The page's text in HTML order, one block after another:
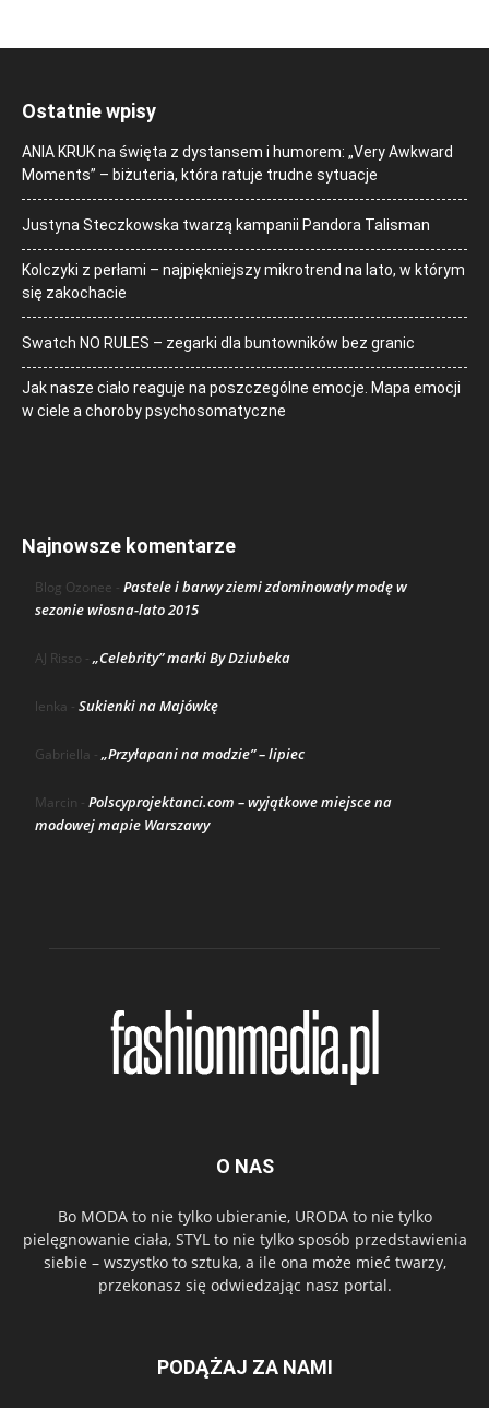
Ostatnie wpisy
ANIA KRUK na święta z dystansem i humorem: „Very Awkward
Moments” – biżuteria, która ratuje trudne sytuacje
Justyna Steczkowska twarzą kampanii Pandora Talisman
Kolczyki z perłami – najpiękniejszy mikrotrend na lato, w którym
się zakochacie
Swatch NO RULES – zegarki dla buntowników bez granic
Jak nasze ciało reaguje na poszczególne emocje. Mapa emocji
w ciele a choroby psychosomatyczne
Najnowsze komentarze
Blog Ozonee - Pastele i barwy ziemi zdominowały modę w
sezonie wiosna-lato 2015
AJ Risso - „Celebrity” marki By Dziubeka
lenka - Sukienki na Majówkę
Gabriella - „Przyłapani na modzie” – lipiec
Marcin - Polscyprojektanci.com – wyjątkowe miejsce na
modowej mapie Warszawy
O NAS
Bo MODA to nie tylko ubieranie, URODA to nie tylko
pielęgnowanie ciała, STYL to nie tylko sposób przedstawienia
siebie – wszystko to sztuka, a ile ona może mieć twarzy,
przekonasz się odwiedzając nasz portal.
PODĄŻAJ ZA NAMI